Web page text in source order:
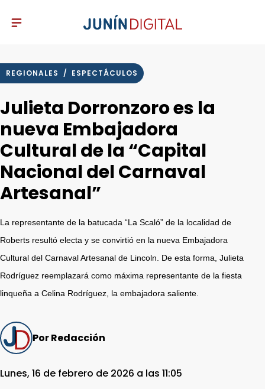
REGIONALES / ESPECTÁCULOS
Julieta Dorronzoro es la
nueva Embajadora
Cultural de la “Capital
Nacional del Carnaval
Artesanal”
La representante de la batucada “La Scaló” de la localidad de
Roberts resultó electa y se convirtió en la nueva Embajadora
Cultural del Carnaval Artesanal de Lincoln. De esta forma, Julieta
Rodríguez reemplazará como máxima representante de la fiesta
linqueña a Celina Rodríguez, la embajadora saliente.
Por Redacción
Lunes, 16 de febrero de 2026 a las 11:05